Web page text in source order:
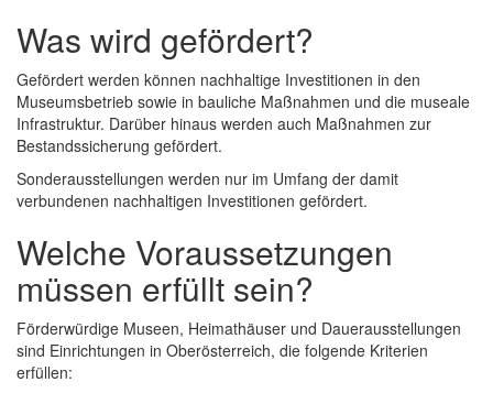
Was wird gefördert?
Gefördert werden können nachhaltige Investitionen in den
Museumsbetrieb sowie in bauliche Maßnahmen und die museale
Infrastruktur. Darüber hinaus werden auch Maßnahmen zur
Bestandssicherung gefördert.
Sonderausstellungen werden nur im Umfang der damit
verbundenen nachhaltigen Investitionen gefördert.
Welche Voraussetzungen
müssen erfüllt sein?
Förderwürdige Museen, Heimathäuser und Dauerausstellungen
sind Einrichtungen in Oberösterreich, die folgende Kriterien
erfüllen: